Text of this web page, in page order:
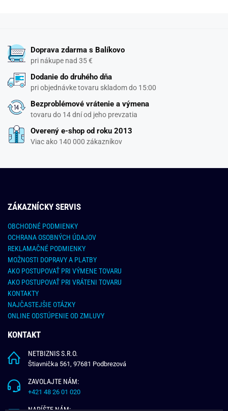
Doprava zdarma s Balíkovo
pri nákupe nad 35 €
Dodanie do druhého dňa
pri objednávke tovaru skladom do 15:00
Bezproblémové vrátenie a výmena
tovaru do 14 dní od jeho prevzatia
Overený e-shop od roku 2013
Viac ako 140 000 zákazníkov
ZÁKAZNÍCKY SERVIS
OBCHODNÉ PODMIENKY
OCHRANA OSOBNÝCH ÚDAJOV
REKLAMAČNÉ PODMIENKY
MOŽNOSTI DOPRAVY A PLATBY
AKO POSTUPOVAŤ PRI VÝMENE TOVARU
AKO POSTUPOVAŤ PRI VRÁTENI TOVARU
KONTAKTY
NAJČASTEJŠIE OTÁZKY
ONLINE ODSTÚPENIE OD ZMLUVY
KONTAKT
NETBIZNIS S.R.O.
Štiavnička 561, 97681 Podbrezová
ZAVOLAJTE NÁM:
+421 48 26 01 020
NAPÍŠTE NÁM: